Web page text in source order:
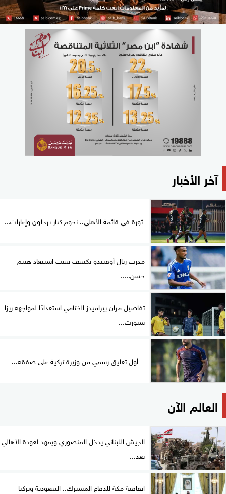
آخر الأخبار
ثورة في قائمة الأهلي.. نجوم كبار يرحلون وإعارات...
مدرب ريال أوفييدو يكشف سبب استبعاد هيثم
حسن.....
تفاصيل مران بيراميدز الختامي استعدادًا لمواجهة ريزا
سبورت...
أول تعليق رسمي من وزيرة تركية على صفقة...
العالم الآن
الجيش اللبناني يدخل المنصوري ويمهد لعودة الأهالي
بعد...
اتفاقية مكة للدفاع المشترك.. السعودية وتركيا